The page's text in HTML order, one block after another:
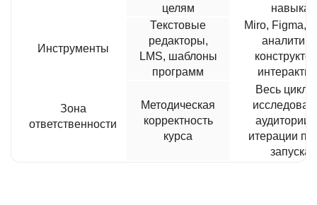
целям
навыка
Инструменты
Текстовые
редакторы,
LMS, шаблоны
программ
Miro, Figma,
Зона
ответственности
Методическая
корректность
курса
Весь цикл:
аудитории
итерации
запуска